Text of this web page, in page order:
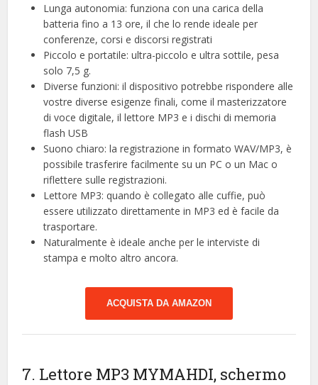
Lunga autonomia: funziona con una carica della
batteria fino a 13 ore, il che lo rende ideale per
conferenze, corsi e discorsi registrati
Piccolo e portatile: ultra-piccolo e ultra sottile, pesa
solo 7,5 g.
Diverse funzioni: il dispositivo potrebbe rispondere alle
vostre diverse esigenze finali, come il masterizzatore
di voce digitale, il lettore MP3 e i dischi di memoria
flash USB
Suono chiaro: la registrazione in formato WAV/MP3, è
possibile trasferire facilmente su un PC o un Mac o
riflettere sulle registrazioni.
Lettore MP3: quando è collegato alle cuffie, può
essere utilizzato direttamente in MP3 ed è facile da
trasportare.
Naturalmente è ideale anche per le interviste di
stampa e molto altro ancora.
ACQUISTA DA AMAZON
7. Lettore MP3 MYMAHDI, schermo